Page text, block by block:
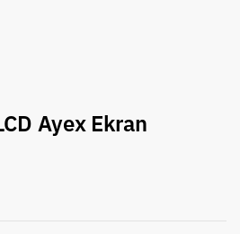
Ayex Ekran